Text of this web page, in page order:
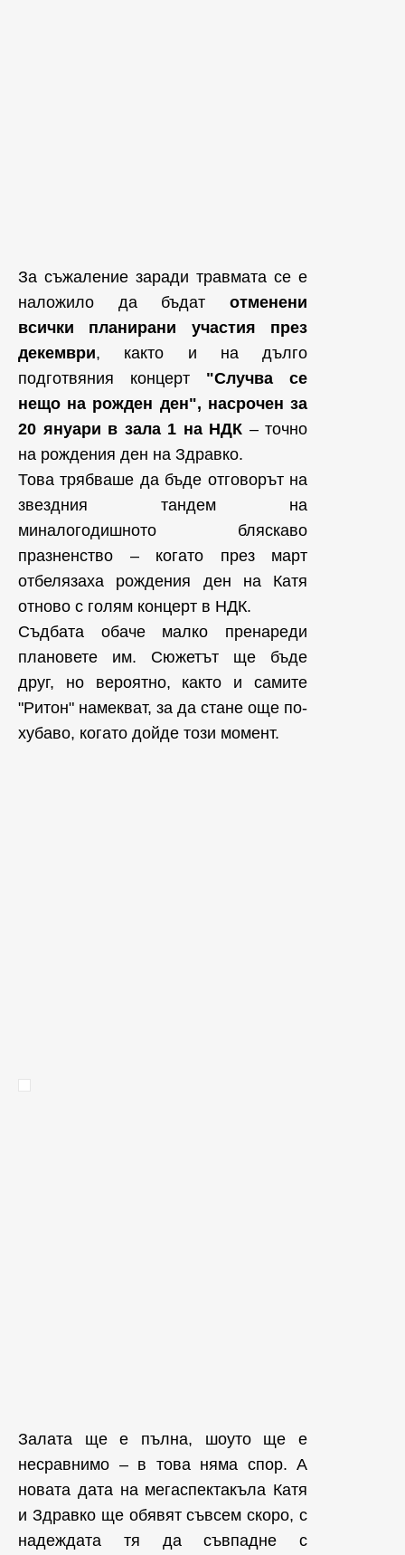
За съжаление заради травмата се е
наложило да бъдат отменени
всички планирани участия през
декември, както и на дълго
подготвяния концерт "Случва се
нещо на рожден ден", насрочен за
20 януари в зала 1 на НДК – точно
на рождения ден на Здравко.
Това трябваше да бъде отговорът на
звездния тандем на
миналогодишното бляскаво
празненство – когато през март
отбелязаха рождения ден на Катя
отново с голям концерт в НДК.
Съдбата обаче малко пренареди
плановете им. Сюжетът ще бъде
друг, но вероятно, както и самите
"Ритон" намекват, за да стане още по-
хубаво, когато дойде този момент.
Залата ще е пълна, шоуто ще е
несравнимо – в това няма спор. А
новата дата на мегаспектакъла Катя
и Здравко ще обявят съвсем скоро, с
надеждата тя да съвпадне с